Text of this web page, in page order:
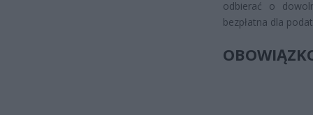
odbierać o
bezpłatna dla